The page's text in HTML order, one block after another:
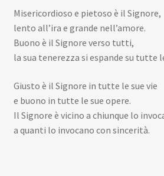
Misericordioso e pietoso è il Signore,
lento all’ira e grande nell’amore.
Buono è il Signore verso tutti,
la sua tenerezza si espande su tutte
Giusto è il Signore in tutte le sue vie
e buono in tutte le sue opere.
Il Signore è vicino a chiunque lo
a quanti lo invocano con sincerità.